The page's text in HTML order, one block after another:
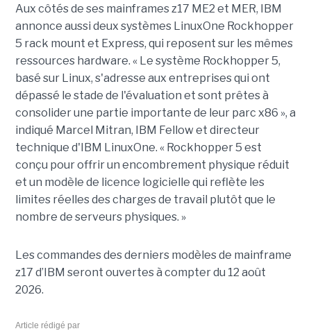
Aux côtés de ses mainframes z17 ME2 et MER, IBM
annonce aussi deux systèmes LinuxOne Rockhopper
5 rack mount et Express, qui reposent sur les mêmes
ressources hardware. « Le système Rockhopper 5,
basé sur Linux, s'adresse aux entreprises qui ont
dépassé le stade de l'évaluation et sont prêtes à
consolider une partie importante de leur parc x86 », a
indiqué Marcel Mitran, IBM Fellow et directeur
technique d'IBM LinuxOne. « Rockhopper 5 est
conçu pour offrir un encombrement physique réduit
et un modèle de licence logicielle qui reflète les
limites réelles des charges de travail plutôt que le
nombre de serveurs physiques. »
Les commandes des derniers modèles de mainframe
z17 d’IBM seront ouvertes à compter du 12 août
2026.
Article rédigé par